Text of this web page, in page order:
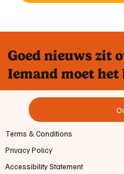
Goed nieuws zit
Iemand moet het
Privacy Policy
Accessibility Statement
Terms & Conditions